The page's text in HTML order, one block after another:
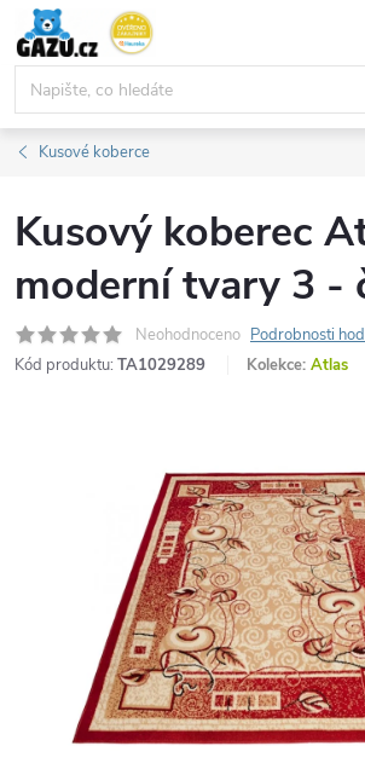
Přejít
obsah
Kusové koberce
Kusový koberec
moderní tvary 3 -
Neohodnoceno Podrobnosti
Kód produktu: TA1029289 Kolekce: Atlas